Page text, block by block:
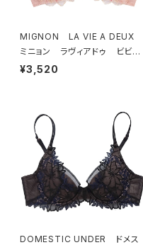
MIGNON LA VIE A DEUX
ミニョン ラヴィアドゥ ビビア
ーナ ブラジャー（ピーチ）M20
¥3,520
DOMESTIC UNDER ドメス